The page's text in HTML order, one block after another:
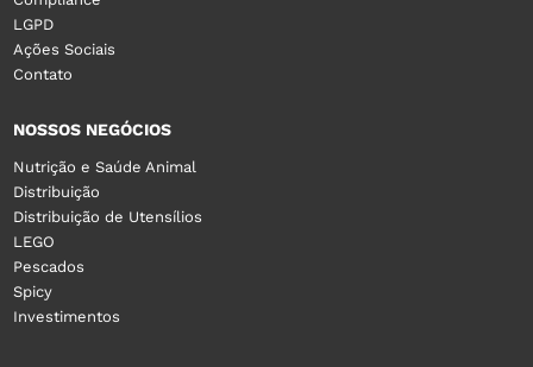
LGPD
Ações Sociais
Contato
NOSSOS NEGÓCIOS
Nutrição e Saúde Animal
Distribuição
Distribuição de Utensílios
LEGO
Pescados
Spicy
Investimentos